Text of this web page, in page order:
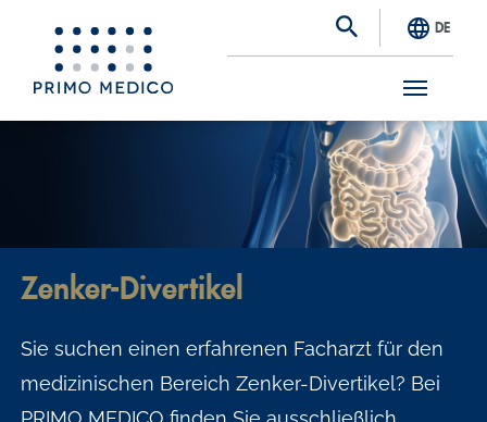
S
DE
Zenker-Divertikel
Sie suchen einen erfahrenen Facharzt für den
medizinischen Bereich Zenker-Divertikel? Bei